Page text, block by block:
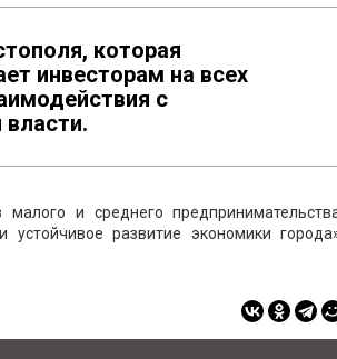
которая
инвесторам на всех
с
и среднего
развитие экономики